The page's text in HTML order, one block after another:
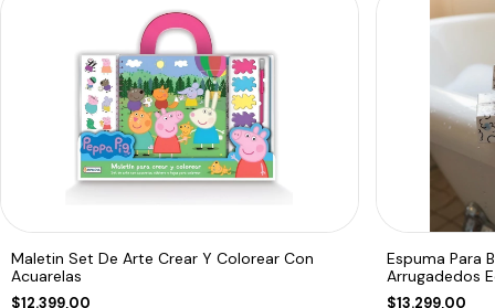
Maletin Set De Arte Crear Y Colorear Con
Acuarelas
$12.399,00
Espuma Para
Arrugadedos
$13.299,00